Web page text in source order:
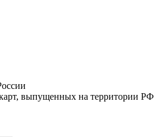
выпущенных на территории РФ